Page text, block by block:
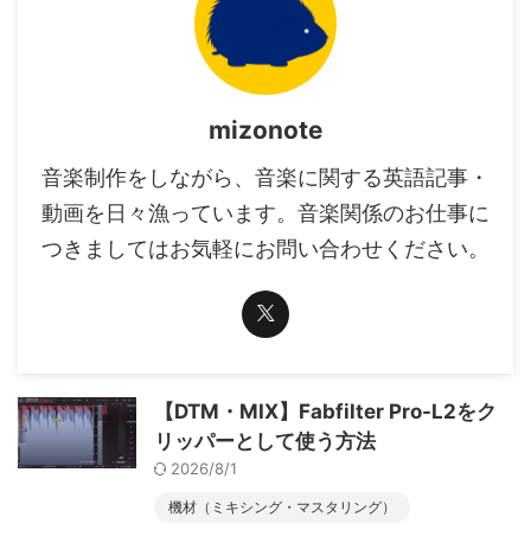
mizonote
音楽制作をしながら、音楽に関する英語記事・
動画を日々漁っています。音楽関係のお仕事に
つきましてはお気軽にお問い合わせください。
【DTM・MIX】Fabfilter Pro-L2をク
リッパーとして使う方法
2026/8/1
機材（ミキシング・マスタリング）